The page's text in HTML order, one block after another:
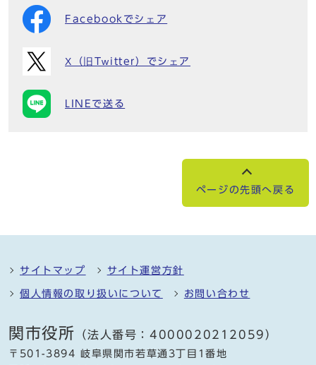
Facebookでシェア
X（旧Twitter）でシェア
LINEで送る
ページの先頭へ戻る
サイトマップ サイト運営方針
個人情報の取り扱いについて お問い合わせ
関市役所 （法人番号：4000020212059）
〒501-3894 岐阜県関市若草通3丁目1番地